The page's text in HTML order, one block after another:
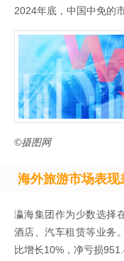
2024年底，中国中免的
©摄图网
海外旅游市场表现
瀛海集团作为少数选择
酒店、汽车租赁等业务
比增长10%，净亏损